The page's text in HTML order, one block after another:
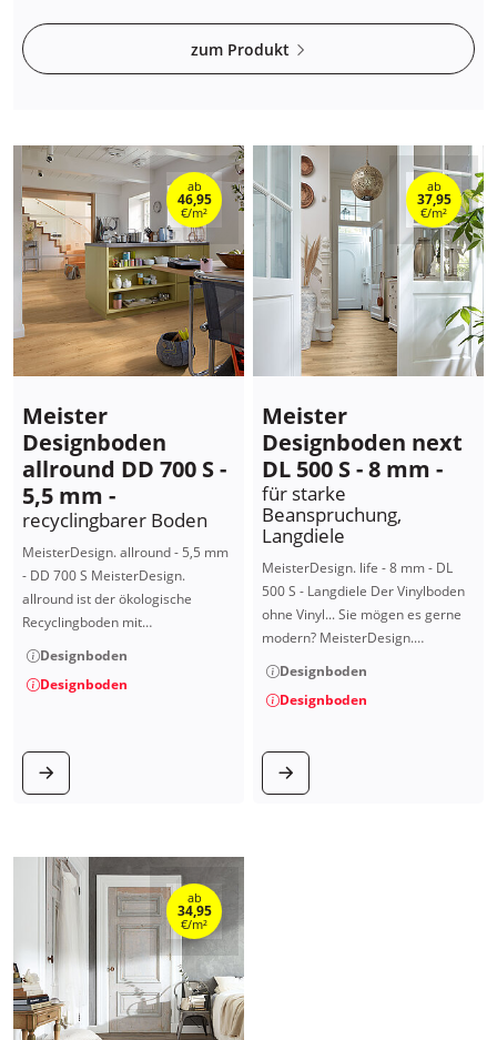
zum Produkt
ab
46,95
€/m²
Meister
Designboden
allround DD 700 S -
5,5 mm -
recyclingbarer Boden
MeisterDesign. allround - 5,5 mm
- DD 700 S MeisterDesign.
allround ist der ökologische
Recyclingboden mit…
Designboden
Designboden
zum Produkt
ab
37,95
€/m²
Meister
Designboden next
DL 500 S - 8 mm -
für starke
Beanspruchung,
Langdiele
MeisterDesign. life - 8 mm - DL
500 S - Langdiele Der Vinylboden
ohne Vinyl... Sie mögen es gerne
modern? MeisterDesign.…
Designboden
Designboden
zum Produkt
ab
34,95
€/m²